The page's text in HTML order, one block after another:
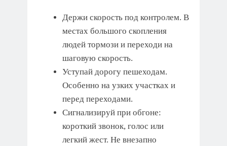
Держи скорость под контролем. В
местах большого скопления
людей тормози и переходи на
шаговую скорость.
Уступай дорогу пешеходам.
Особенно на узких участках и
перед переходами.
Сигнализируй при обгоне:
короткий звонок, голос или
легкий жест. Не внезапно